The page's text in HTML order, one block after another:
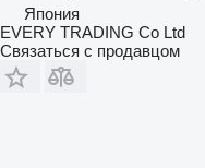
Япония
EVERY TRADING Co Ltd
Связаться с продавцом